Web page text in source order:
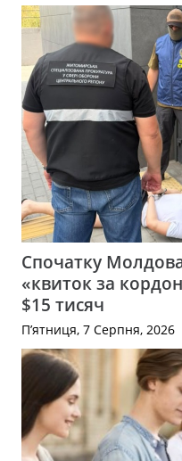
Спочатку
«квиток за
$15 тисяч
П’ятниця, 7 Серпня, 2026